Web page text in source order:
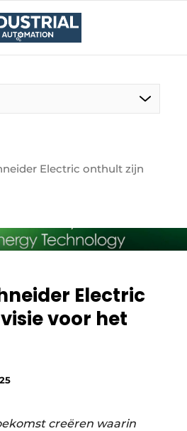
statement
Electric onthult zijn
Electric
voor het
creëren waarin